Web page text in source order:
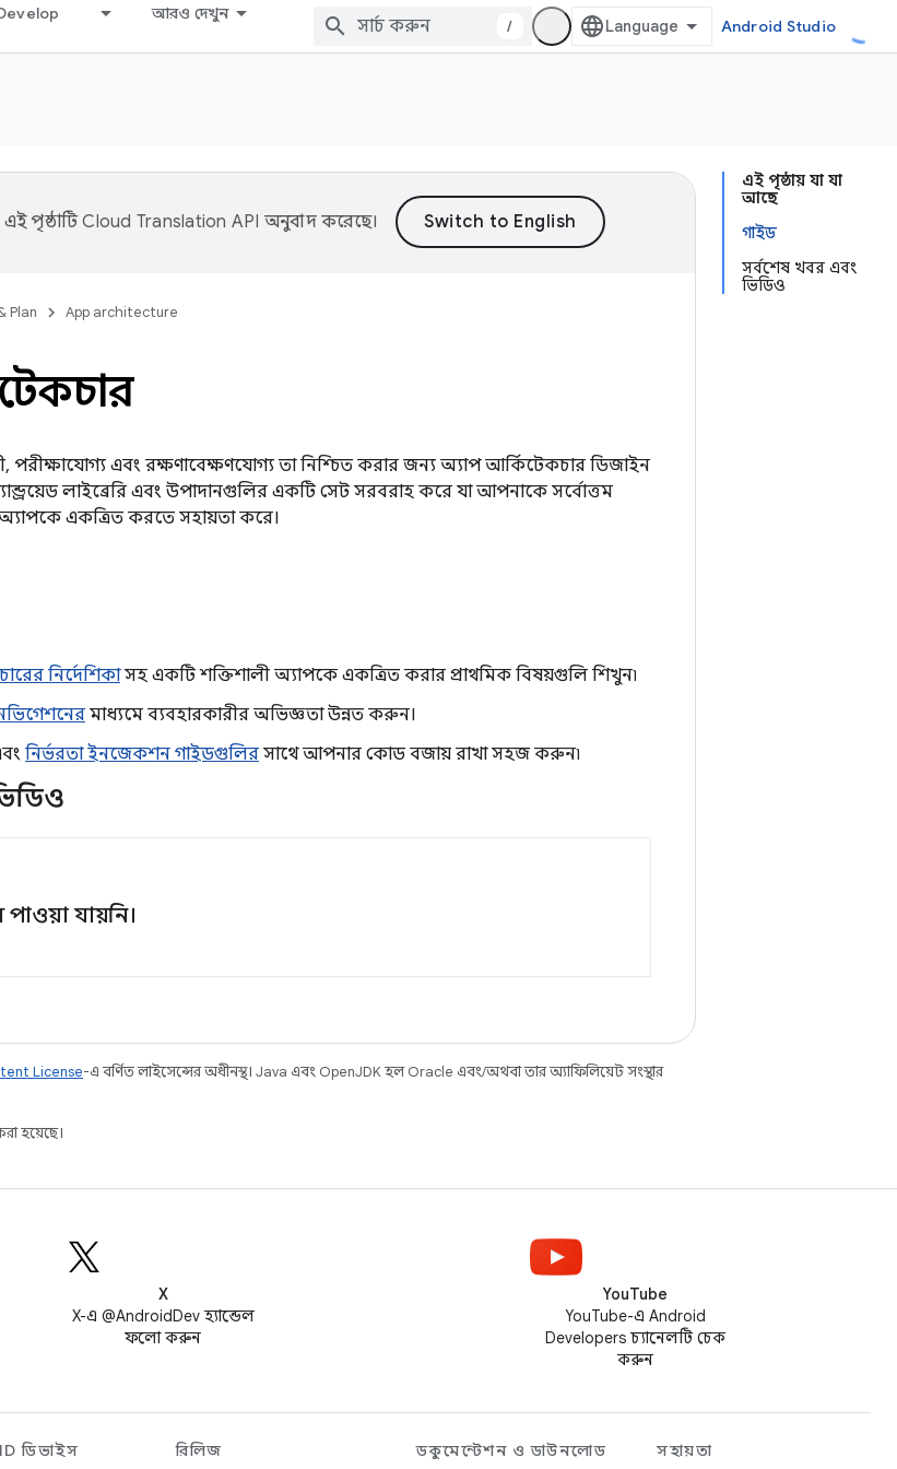
আরও দেখুন
/ Android Studio
এই পৃষ্ঠায় যা যা
আছে
গাইড
সর্বশেষ খবর এবং
ভিডিও
এই পৃষ্ঠাটিCloud Translation API অনুবাদ করেছে।
Plan App architecture
এবং রক্ষণাবেক্ষণযোগ্য তা নিশ্চিত করার জন্য অ্যাপ আর্কিটেকচার ডিজাইন
লাইব্রেরি এবং উপাদানগুলির একটি সেট সরবরাহ করে যা আপনাকে সর্বোত্তম
একত্রিত করতে সহায়তা করে।
নির্দেশিকাসহ একটি শক্তিশালী অ্যাপকে একত্রিত করার প্রাথমিক বিষয়গুলি শিখুন৷
মাধ্যমে ব্যবহারকারীর অভিজ্ঞতা উন্নত করুন।
নির্ভরতা ইনজেকশন গাইডগুলির সাথে আপনার কোড বজায় রাখা সহজ করুন৷
যায়নি।
License-এ বর্ণিত লাইসেন্সের অধীনস্থ। Java এবং OpenJDK হল Oracle এবং/অথবা তার অ্যাফিলিয়েট সংস্থার
হয়েছে।
X
X-এ @AndroidDev হ্যান্ডেল
ফলো করুন
YouTube
YouTube-এ Android
Developers চ্যানেলটি চেক
করুন
ডিভাইস রিলিজ ডকুমেন্টেশন ও ডাউনলোড সহায়তা